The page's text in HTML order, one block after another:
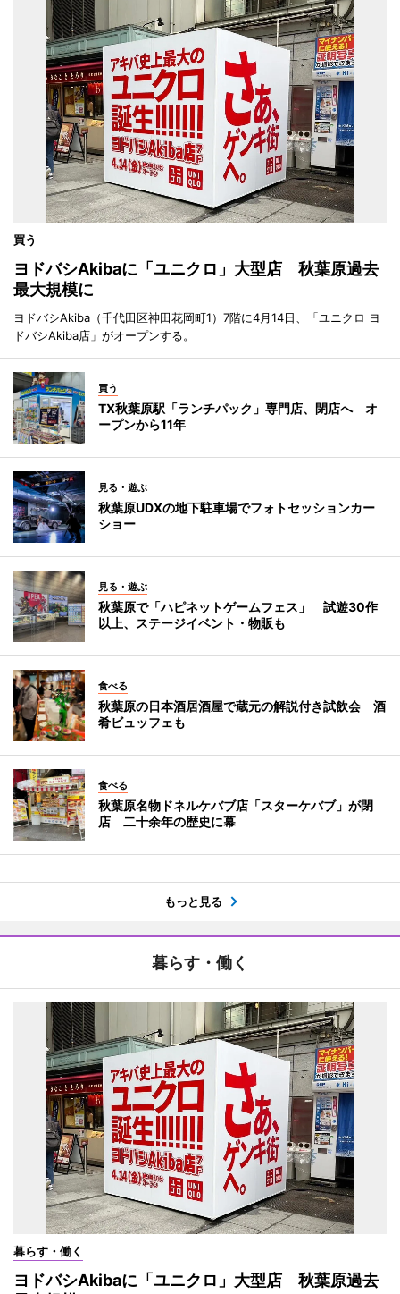
買う
ヨドバシAkibaに「ユニクロ」大型店 秋葉原過去
最大規模に
ヨドバシAkiba（千代田区神田花岡町1）7階に4月14日、「ユニクロ ヨ
ドバシAkiba店」がオープンする。
買う
TX秋葉原駅「ランチパック」専門店、閉店へ オ
ープンから11年
見る・遊ぶ
秋葉原UDXの地下駐車場でフォトセッションカー
ショー
見る・遊ぶ
秋葉原で「ハピネットゲームフェス」 試遊30作
以上、ステージイベント・物販も
食べる
秋葉原の日本酒居酒屋で蔵元の解説付き試飲会 酒
肴ビュッフェも
食べる
秋葉原名物ドネルケバブ店「スターケバブ」が閉
店 二十余年の歴史に幕
もっと見る
暮らす・働く
暮らす・働く
ヨドバシAkibaに「ユニクロ」大型店 秋葉原過去